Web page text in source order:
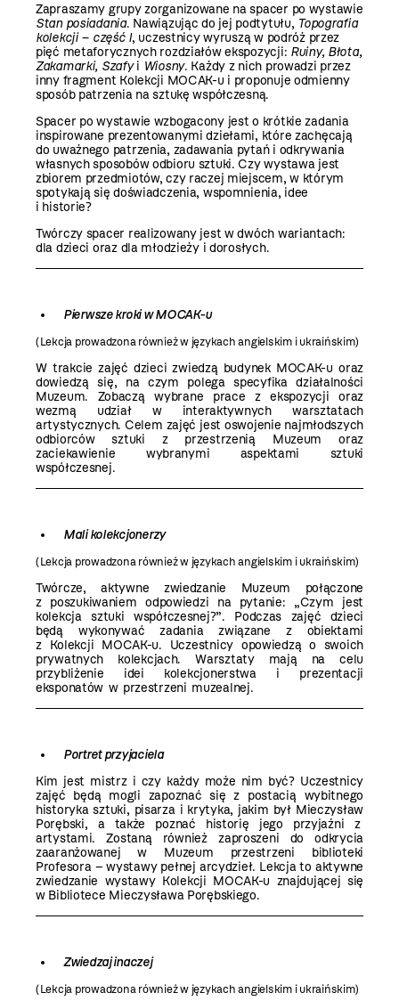
Zapraszamy grupy zorganizowane na spacer po wystawie
Stan posiadania. Nawiązując do jej podtytułu, Topografia
kolekcji – część I, uczestnicy wyruszą w podróż przez
pięć metaforycznych rozdziałów ekspozycji: Ruiny, Błota,
Zakamarki, Szafyi Wiosny. Każdy z nich prowadzi przez
inny fragment Kolekcji MOCAK-u i proponuje odmienny
sposób patrzenia na sztukę współczesną.
Spacer po wystawie wzbogacony jest o krótkie zadania
inspirowane prezentowanymi dziełami, które zachęcają
do uważnego patrzenia, zadawania pytań i odkrywania
własnych sposobów odbioru sztuki. Czy wystawa jest
zbiorem przedmiotów, czy raczej miejscem, w którym
spotykają się doświadczenia, wspomnienia, idee
i historie?
Twórczy spacer realizowany jest w dwóch wariantach:
dla dzieci oraz dla młodzieży i dorosłych.
Pierwsze kroki w MOCAK-u
(Lekcja prowadzona również w językach angielskim i ukraińskim)
W trakcie zajęć dzieci zwiedzą budynek MOCAK-u oraz
dowiedzą się, na czym polega specyfika działalności
Muzeum. Zobaczą wybrane prace z ekspozycji oraz
wezmą udział w interaktywnych warsztatach
artystycznych. Celem zajęć jest oswojenie najmłodszych
odbiorców sztuki z przestrzenią Muzeum oraz
zaciekawienie wybranymi aspektami sztuki
współczesnej.
Mali kolekcjonerzy
(Lekcja prowadzona również w językach angielskim i ukraińskim)
Twórcze, aktywne zwiedzanie Muzeum połączone
z poszukiwaniem odpowiedzi na pytanie: „Czym jest
kolekcja sztuki współczesnej?”. Podczas zajęć dzieci
będą wykonywać zadania związane z obiektami
z Kolekcji MOCAK-u. Uczestnicy opowiedzą o swoich
prywatnych kolekcjach. Warsztaty mają na celu
przybliżenie idei kolekcjonerstwa i prezentacji
eksponatów w przestrzeni muzealnej.
Portret przyjaciela
Kim jest mistrz i czy każdy może nim być? Uczestnicy
zajęć będą mogli zapoznać się z postacią wybitnego
historyka sztuki, pisarza i krytyka, jakim był Mieczysław
Porębski, a także poznać historię jego przyjaźni z
artystami. Zostaną również zaproszeni do odkrycia
zaaranżowanej w Muzeum przestrzeni biblioteki
Profesora – wystawy pełnej arcydzieł. Lekcja to aktywne
zwiedzanie wystawy Kolekcji MOCAK-u znajdującej się
w Bibliotece Mieczysława Porębskiego.
Zwiedzaj inaczej
(Lekcja prowadzona również w językach angielskim i ukraińskim)